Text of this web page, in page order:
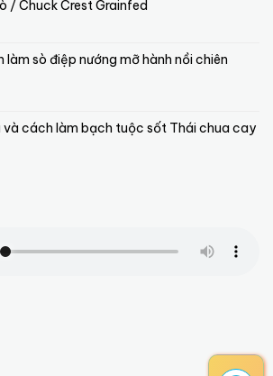
/ Chuck Crest Grainfed
làm sò điệp nướng mỡ hành nồi chiên
và cách làm bạch tuộc sốt Thái chua cay